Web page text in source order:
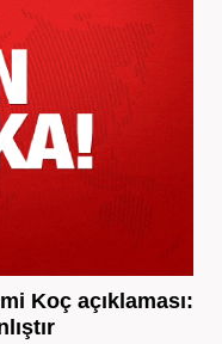
Koç açıklaması: